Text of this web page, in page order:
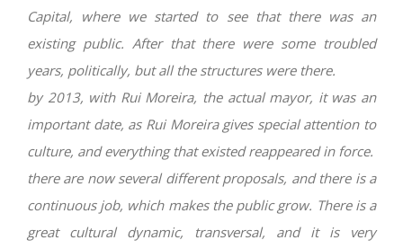
Capital, where we started to see that there was an
existing public. After that there were some troubled
years, politically, but all the structures were there.
by 2013, with Rui Moreira, the actual mayor, it was an
important date, as Rui Moreira gives special attention to
culture, and everything that existed reappeared in force.
there are now several different proposals, and there is a
continuous job, which makes the public grow. There is a
great cultural dynamic, transversal, and it is very